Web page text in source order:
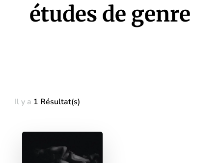
études de genre
Il y a 1 Résultat(s)